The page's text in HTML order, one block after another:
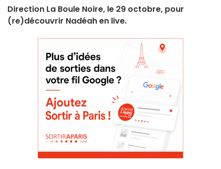
Direction La Boule Noire, le 29 octobre, pour
(re)découvrir Nadéah en live.